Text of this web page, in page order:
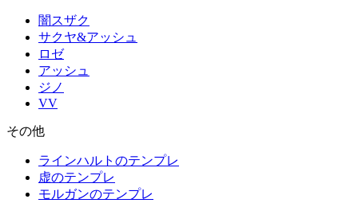
闇スザク
サクヤ&アッシュ
ロゼ
アッシュ
ジノ
VV
その他
ラインハルトのテンプレ
虚のテンプレ
モルガンのテンプレ